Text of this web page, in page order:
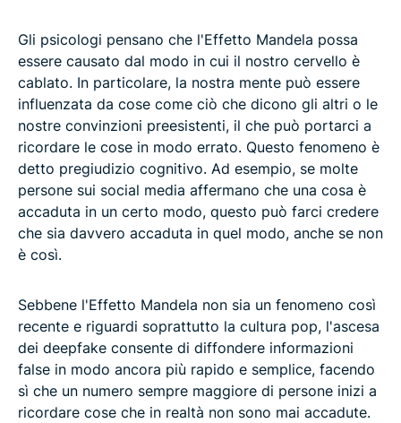
Gli psicologi pensano che l'Effetto Mandela possa
essere causato dal modo in cui il nostro cervello è
cablato. In particolare, la nostra mente può essere
influenzata da cose come ciò che dicono gli altri o le
nostre convinzioni preesistenti, il che può portarci a
ricordare le cose in modo errato. Questo fenomeno è
detto pregiudizio cognitivo. Ad esempio, se molte
persone sui social media affermano che una cosa è
accaduta in un certo modo, questo può farci credere
che sia davvero accaduta in quel modo, anche se non
è così.
Sebbene l'Effetto Mandela non sia un fenomeno così
recente e riguardi soprattutto la cultura pop, l'ascesa
dei deepfake consente di diffondere informazioni
false in modo ancora più rapido e semplice, facendo
sì che un numero sempre maggiore di persone inizi a
ricordare cose che in realtà non sono mai accadute.